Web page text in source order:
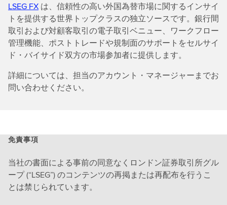
LSEG FX は、信頼性の高い外国為替市場に関するインサイ
トを提供する世界トップクラスの独立ソースです。銀行間
取引および対顧客取引の電子取引ベニュー、ワークフロー
管理機能、ポストトレードや規制面のサポートをセルサイ
ド・バイサイド双方の市場参加者に提供します。
詳細については、担当のアカウント・マネージャーまでお
問い合わせください。
免責事項
当社の書面による事前の同意なくロンドン証券取引所グル
ープ (“LSEG”) のコンテンツの再掲または再配布を行うこ
とは禁じられています。